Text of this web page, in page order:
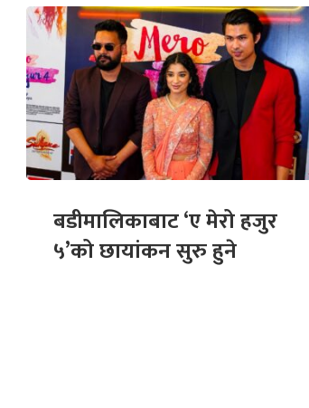
बडीमालिकाबाट ‘ए मेरो हजुर
५’को छायांकन सुरु हुने